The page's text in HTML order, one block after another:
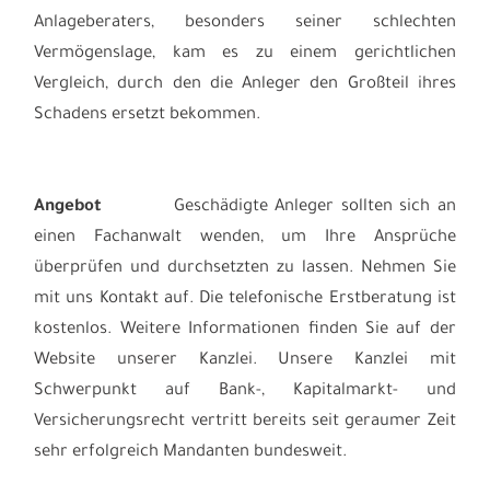
Anlageberaters, besonders seiner schlechten
Vermögenslage, kam es zu einem gerichtlichen
Vergleich, durch den die Anleger den Großteil ihres
Schadens ersetzt bekommen.
Angebot Geschädigte Anleger sollten sich an
einen Fachanwalt wenden, um Ihre Ansprüche
überprüfen und durchsetzten zu lassen. Nehmen Sie
mit uns Kontakt auf. Die telefonische Erstberatung ist
kostenlos. Weitere Informationen finden Sie auf der
Website unserer Kanzlei. Unsere Kanzlei mit
Schwerpunkt auf Bank-, Kapitalmarkt- und
Versicherungsrecht vertritt bereits seit geraumer Zeit
sehr erfolgreich Mandanten bundesweit.